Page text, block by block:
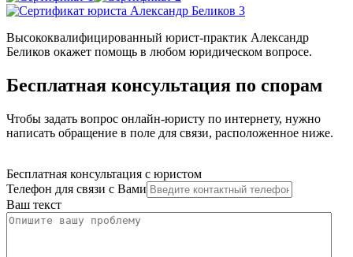
Высококвалифицированный юрист-практик Александр
Беликов окажет помощь в любом юридическом вопросе.
Бесплатная консультация по спорам
Чтобы задать вопрос онлайн-юристу по интернету, нужно
написать обращение в поле для связи, расположенное ниже.
Бесплатная консультация с юристом
Телефон для связи с Вами
Ваш текст